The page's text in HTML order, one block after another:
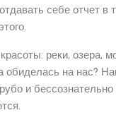
себе отчет в
реки, озера,
обиделась на нас?
и